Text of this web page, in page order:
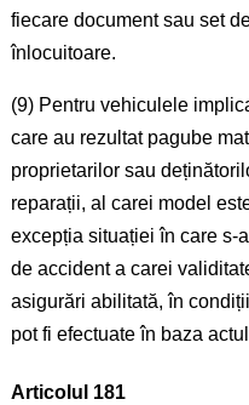
fiecare document sau set
înlocuitoare.
(9) Pentru vehiculele
care au rezultat pagube
proprietarilor sau
reparații, al carei model
excepția situației în care s-
de accident a carei
asigurări abilitată, în
pot fi efectuate în baza
Articolul 181